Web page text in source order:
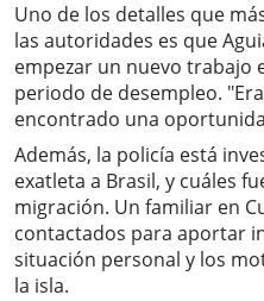
Uno de los detalles que
las autoridades es que
empezar un nuevo trabajo
periodo de desempleo.
encontrado una
Además, la policía está
exatleta a Brasil, y cuáles
migración. Un familiar en
contactados para aportar
situación personal y los
la isla.